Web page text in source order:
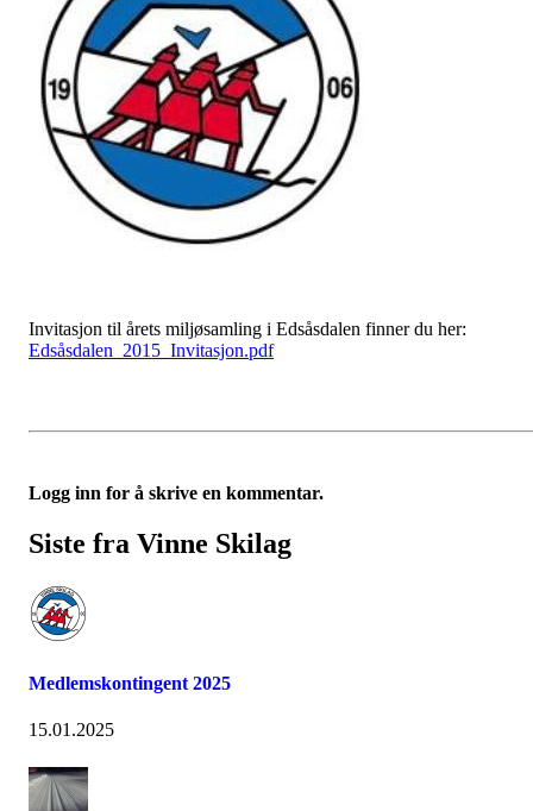
Invitasjon til årets miljøsamling i Edsåsdalen finner du her:
Edsåsdalen_2015_Invitasjon.pdf
Logg inn for å skrive en kommentar.
Siste fra Vinne Skilag
Medlemskontingent 2025
15.01.2025